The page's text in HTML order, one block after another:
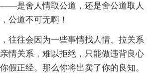
是舍人情取公道，还是舍公道取人
公道不可无啊！
往往会因为一些事情找人情、拉关系
情关系，难以拒绝，只能做违背良心
假正经。那么你将出卖了你的良知。